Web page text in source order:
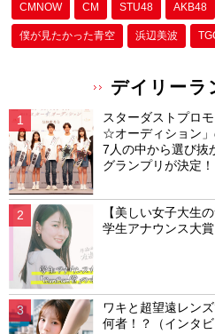
CMNOW CM STU48 AKB48
僕が⾒たかった⻘空 浜辺美波
デイリーラ
スターダストプロ
☆オーディション
7人の中から選び抜
グランプリが決定！
【美しい女子大生
学生アナウンス大
ワキと超望遠レン
何者！？（インタビ